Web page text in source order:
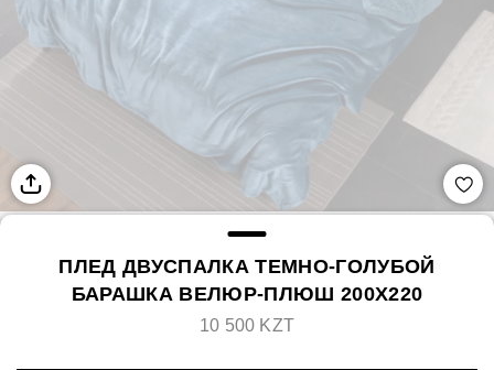
ПЛЕД ДВУСПАЛКА ТЕМНО-ГОЛУБОЙ
БАРАШКА ВЕЛЮР-ПЛЮШ 200Х220
10 500 KZT